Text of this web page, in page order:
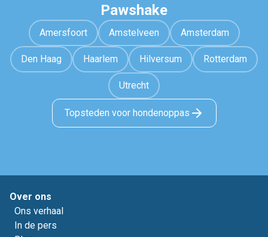
Pawshake
Amersfoort Amstelveen Amsterdam
Den Haag Haarlem Hilversum Rotterdam
Utrecht
Topsteden voor hondenoppas
Over ons
Ons verhaal
In de pers